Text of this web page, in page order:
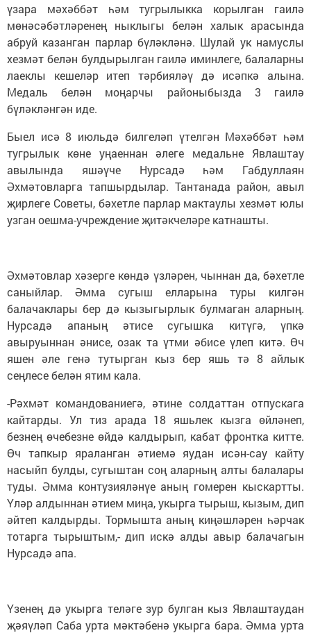
үзара мәхәббәт һәм тугрылыкка корылган гаилә
мөнәсәбәтләренең ныклыгы белән халык арасында
абруй казанган парлар бүләкләнә. Шулай ук намуслы
хезмәт белән булдырылган гаилә иминлеге, балаларны
лаеклы кешеләр итеп тәрбияләү дә исәпкә алына.
Медаль белән моңарчы районыбызда 3 гаилә
бүләкләнгән иде.
Быел исә 8 июльдә билгеләп үтелгән Мәхәббәт һәм
тугрылык көне уңаеннан әлеге медальне Явлаштау
авылында яшәүче Нурсадә һәм Габдуллаян
Әхмәтовларга тапшырдылар. Тантанада район, авыл
җирлеге Советы, бәхетле парлар мактаулы хезмәт юлы
узган оешма-учреждение җитәкчеләре катнашты.
Әхмәтовлар хәзерге көндә үзләрен, чыннан да, бәхетле
саныйлар. Әмма сугыш елларына туры килгән
балачаклары бер дә кызыгырлык булмаган аларның.
Нурсадә апаның әтисе сугышка китүгә, үпкә
авыруыннан әнисе, озак та үтми әбисе үлеп китә. Өч
яшен әле генә тутырган кыз бер яшь тә 8 айлык
сеңлесе белән ятим кала.
-Рәхмәт командованиегә, әтине солдаттан отпускага
кайтарды. Ул тиз арада 18 яшьлек кызга өйләнеп,
безнең өчебезне өйдә калдырып, кабат фронтка китте.
Өч тапкыр яраланган әтиемә яудан исән-сау кайту
насыйп булды, сугыштан соң аларның алты балалары
туды. Әмма контузияләнүе аның гомерен кыскартты.
Үләр алдыннан әтием миңа, укырга тырыш, кызым, дип
әйтеп калдырды. Тормышта аның киңәшләрен һәрчак
тотарга тырыштым,- дип искә алды авыр балачагын
Нурсадә апа.
Үзенең дә укырга теләге зур булган кыз Явлаштаудан
җәяүләп Саба урта мәктәбенә укырга бара. Әмма урта